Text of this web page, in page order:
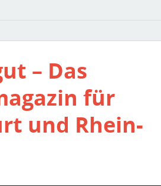
– Das
für
und Rhein-